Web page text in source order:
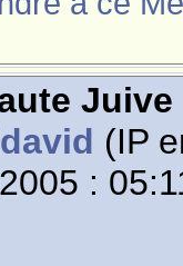
(IP
: